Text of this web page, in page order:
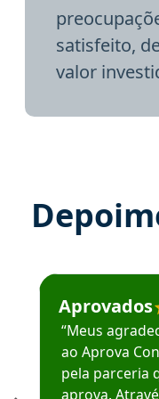
satisfeito,
valor
Estudante José
Aprovados
“Meus
ao Aprova
pela parceria
aprova.